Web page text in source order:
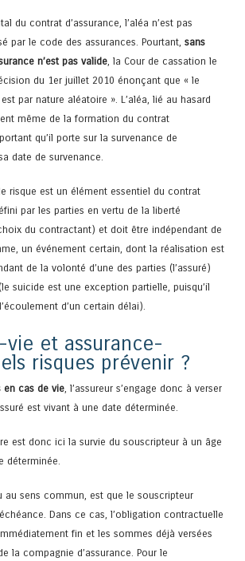
du contrat d’assurance, l’aléa n’est pas
par le code des assurances. Pourtant, sans
n’est pas valide , la Cour de cassation le
du 1er juillet 2010 énonçant que « le
par nature aléatoire ». L’aléa, lié au hasard
même de la formation du contrat
qu’il porte sur la survenance de
date de survenance.
risque est un élément essentiel du contrat
par les parties en vertu de la liberté
du contractant) et doit être indépendant de
un événement certain, dont la réalisation est
de la volonté d’une des parties (l’assuré)
suicide est une exception partielle, puisqu’il
d’un certain délai).
vie et assurance-
risques prévenir ?
en cas de vie , l’assureur s’engage donc à verser
est vivant à une date déterminée.
est donc ici la survie du souscripteur à un âge
déterminée.
au sens commun, est que le souscripteur
Dans ce cas, l’obligation contractuelle
fin et les sommes déjà versées
la compagnie d’assurance. Pour le